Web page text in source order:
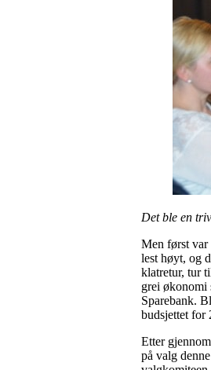
Det ble en
Men først var
lest høyt, og
klatretur, tur
grei økonomi
Sparebank.
budsjettet for
Etter
på valg